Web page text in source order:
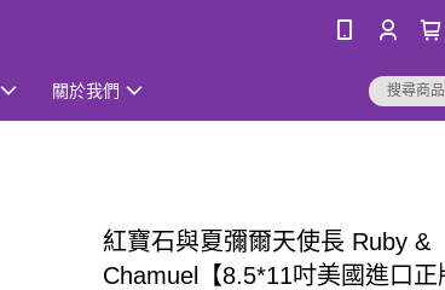
關於我們
紅寶石與夏彌爾天使長 Ruby &
Chamuel【8.5*11吋美國進口